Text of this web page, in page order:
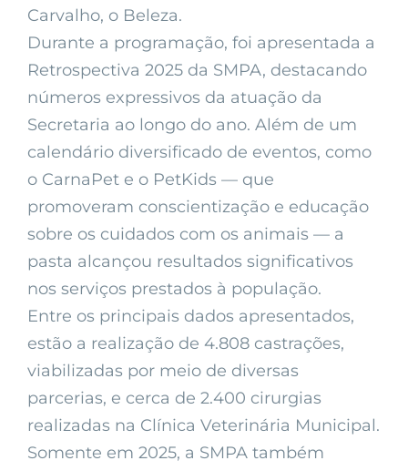
Carvalho, o Beleza.
Durante a programação, foi apresentada a
Retrospectiva 2025 da SMPA, destacando
números expressivos da atuação da
Secretaria ao longo do ano. Além de um
calendário diversificado de eventos, como
o CarnaPet e o PetKids — que
promoveram conscientização e educação
sobre os cuidados com os animais — a
pasta alcançou resultados significativos
nos serviços prestados à população.
Entre os principais dados apresentados,
estão a realização de 4.808 castrações,
viabilizadas por meio de diversas
parcerias, e cerca de 2.400 cirurgias
realizadas na Clínica Veterinária Municipal.
Somente em 2025, a SMPA também